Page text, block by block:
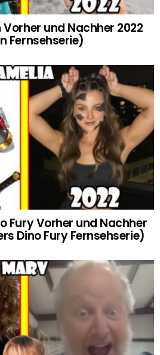
Vorher und Nachher 2022
Fernsehserie)
Fury Vorher und Nachher
Dino Fury Fernsehserie)